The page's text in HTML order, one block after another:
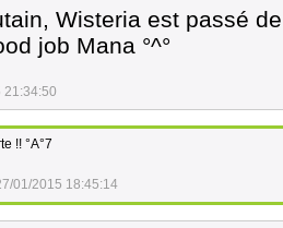
Wisteria est passé
job Mana °^°
21:34:50
!! °A°7
01/2015 18:45:14